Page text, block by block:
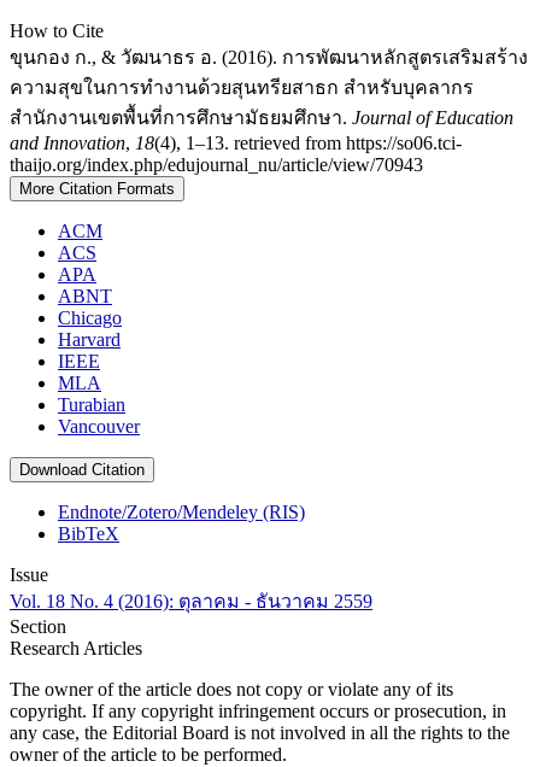
How to Cite
ขุนกอง ก., & วัฒนาธร อ. (2016). การพัฒนาหลักสูตรเสริมสร้าง
ความสุขในการทำงานด้วยสุนทรียสาธก สำหรับบุคลากร
สำนักงานเขตพื้นที่การศึกษามัธยมศึกษา. Journal of Education
and Innovation, 18(4), 1–13. retrieved from https://so06.tci-
thaijo.org/index.php/edujournal_nu/article/view/70943
More Citation Formats
ACM
ACS
APA
ABNT
Chicago
Harvard
IEEE
MLA
Turabian
Vancouver
Download Citation
Endnote/Zotero/Mendeley (RIS)
BibTeX
Issue
Vol. 18 No. 4 (2016): ตุลาคม - ธันวาคม 2559
Section
Research Articles
The owner of the article does not copy or violate any of its
copyright. If any copyright infringement occurs or prosecution, in
any case, the Editorial Board is not involved in all the rights to the
owner of the article to be performed.